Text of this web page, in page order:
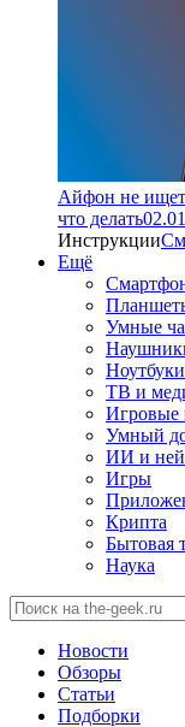
Айфон не ищет
что делать
Инструкции
Ещё
Умные
Ноутбуки
ТВ и
Игровые
Умный
ИИ и
Игры
Крипта
Бытовая
Наука
Новости
Обзоры
Статьи
Подборки